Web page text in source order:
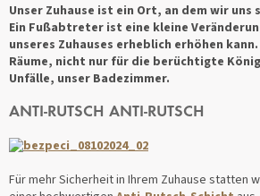
Unser Zuhause ist ein Ort, an dem wir uns
Ein Fußabtreter ist eine kleine
unseres Zuhauses erheblich erhöhen
Räume, nicht nur für die berüchtigte
Unfälle, unser Badezimmer.
ANTI-RUTSCH ANTI-RUTSCH
Für mehr Sicherheit in Ihrem Zuhause statten